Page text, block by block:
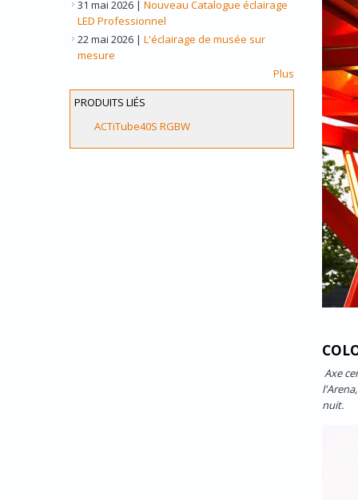
Axe
nuit.
31 mai 2026 | Nouveau Catalogue éclairage
LED Professionnel
22 mai 2026 | L'éclairage de musée sur
mesure
Plus
PRODUITS LIÉS
ACTiTube40S RGBW